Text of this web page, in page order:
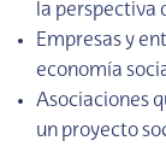
la perspectiva
Empresas y
economía
Asociaciones
un proyecto